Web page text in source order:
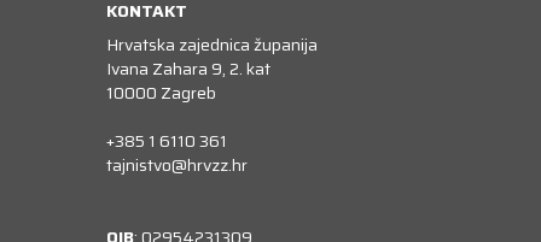
KONTAKT
Hrvatska zajednica županija
Ivana Zahara 9, 2. kat
10000 Zagreb
+385 1 6110 361
tajnistvo@hrvzz.hr